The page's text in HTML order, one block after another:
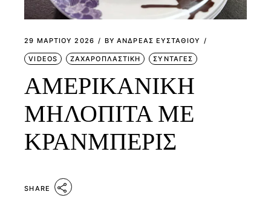
29 ΜΑΡΤΊΟΥ 2026 BY ΑΝΔΡΕΑΣ ΕΥΣΤΑΘΙΟΥ
VIDEOS ΖΑΧΑΡΟΠΛΑΣΤΙΚΗ ΣΥΝΤΑΓΕΣ
ΑΜΕΡΙΚΑΝΙΚΗ
ΜΗΛΟΠΙΤΑ ΜΕ
ΚΡΑΝΜΠΕΡΙΣ
SHARE